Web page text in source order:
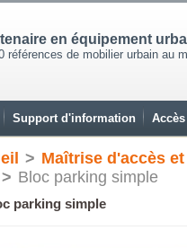
en équipement
références de mobilier urbain au
Support d'information
> Maîtrise d'accès
> Bloc parking simple
parking simple